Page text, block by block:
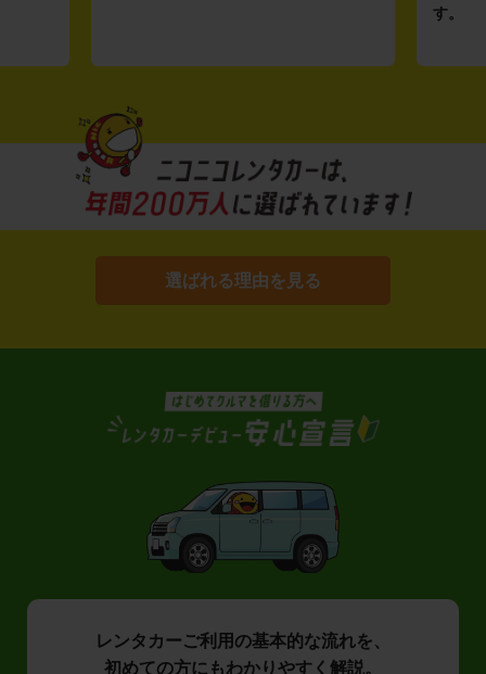
す。
選ばれる理由を見る
レンタカーご利用の基本的な流れを、
初めての方にもわかりやすく解説。